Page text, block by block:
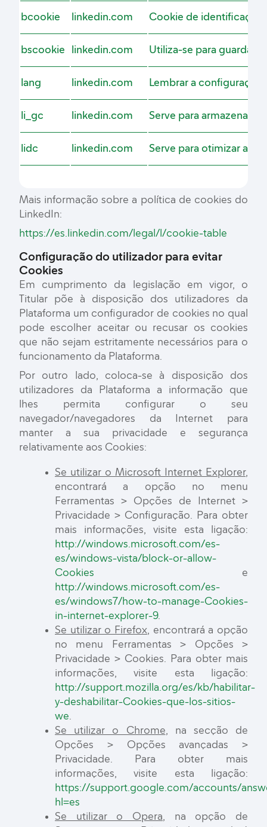
bcookie linkedin.com Cookie de identificação
bscookie linkedin.com Utiliza-se para guardar
lang linkedin.com Lembrar a
li_gc linkedin.com Serve para armazenar
lidc linkedin.com Serve para otimizar a
Mais informação sobre a política de cookies do
LinkedIn:
https://es.linkedin.com/legal/l/cookie-table
Configuração do utilizador para evitar
Cookies
Em cumprimento da legislação em vigor, o
Titular põe à disposição dos utilizadores da
Plataforma um configurador de cookies no qual
pode escolher aceitar ou recusar os cookies
que não sejam estritamente necessários para o
funcionamento da Plataforma.
Por outro lado, coloca-se à disposição dos
utilizadores da Plataforma a informação que
lhes permita configurar o seu
navegador/navegadores da Internet para
manter a sua privacidade e segurança
relativamente aos Cookies:
Se utilizar o Microsoft Internet Explorer,
encontrará a opção no menu
Ferramentas > Opções de Internet >
Privacidade > Configuração. Para obter
mais informações, visite esta ligação:
http://windows.microsoft.com/es-
es/windows-vista/block-or-allow-
Cookies e
http://windows.microsoft.com/es-
es/windows7/how-to-manage-Cookies-
in-internet-explorer-9.
Se utilizar o Firefox, encontrará a opção
no menu Ferramentas > Opções >
Privacidade > Cookies. Para obter mais
informações, visite esta ligação:
http://support.mozilla.org/es/kb/habilitar-
y-deshabilitar-Cookies-que-los-sitios-
we.
Se utilizar o Chrome, na secção de
Opções > Opções avançadas >
Privacidade. Para obter mais
informações, visite esta ligação:
https://support.google.com/accounts/
hl=es
Se utilizar o Opera, na opção de